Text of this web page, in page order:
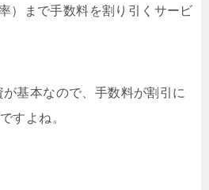
）まで手数料を割り引くサービ
基本なので、手数料が割引に
すよね。